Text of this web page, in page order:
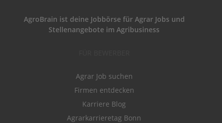
AgroBrain ist deine Jobbörse für Agrar Jobs und
Stellenangebote im Agribusiness
Agrar Job suchen
Firmen entdecken
Karriere Blog
Agrarkarrieretag Bonn